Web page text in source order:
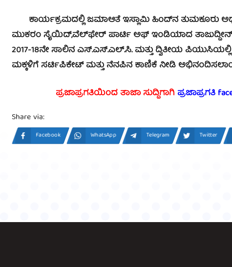
ಕಾರ್ಯಕ್ರಮದಲ್ಲಿ ಜಮಾಆತೆ ಇಸ್ಲಾಮಿ ಹಿಂದ್‍ನ ತುಮಕೂರು
ಮುಕರಂ ಸೈಯಿದ್,ವೆಲ್‍ಫೇರ್ ಪಾರ್ಟಿ ಅಫ್ ಇಂಡಿಯಾದ ತಾಜುದ್ದೀನ್
2017-18ನೇ ಸಾಲಿನ ಎಸ್.ಎಸ್.ಎಲ್.ಸಿ. ಮತ್ತು ದ್ವಿತೀಯ
ಮಕ್ಕಳಿಗೆ ಸರ್ಟಿಪಿಕೇಟ್ ಮತ್ತು ನೆನಪಿನ ಕಾಣಿಕೆ ನೀಡಿ
ಪ್ರಜಾಪ್ರಗತಿಯಿಂದ ತಾಜಾ ಸುದ್ದಿಗಾಗಿ ಪ್ರಜಾಪ್ರಗತಿ
Share via:
Facebook WhatsApp Telegram Twitter